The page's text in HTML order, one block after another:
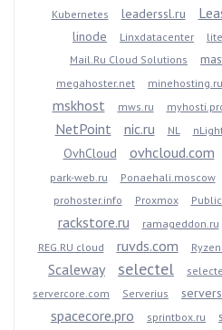
Kubernetes
leaderssl.ru
linode
Linxdatacenter
Mail.Ru Cloud Solutions
megahoster.net
minehosting.ru
mskhost
mws.ru
NetPoint nic.ru NL
OvhCloud ovhcloud.com
park-web.ru Ponaehali.moscow
prohoster.info
Proxmox
rackstore.ru ramageddon.ru
REG.RU cloud ruvds.com
Scaleway selectel
servercore.com
Serverius
spacecore.pro sprintbox.ru